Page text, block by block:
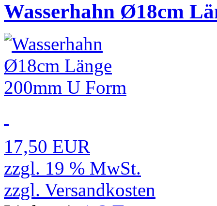
Wasserhahn Ø18cm
17,50 EUR
zzgl. 19 % MwSt.
zzgl. Versandkosten